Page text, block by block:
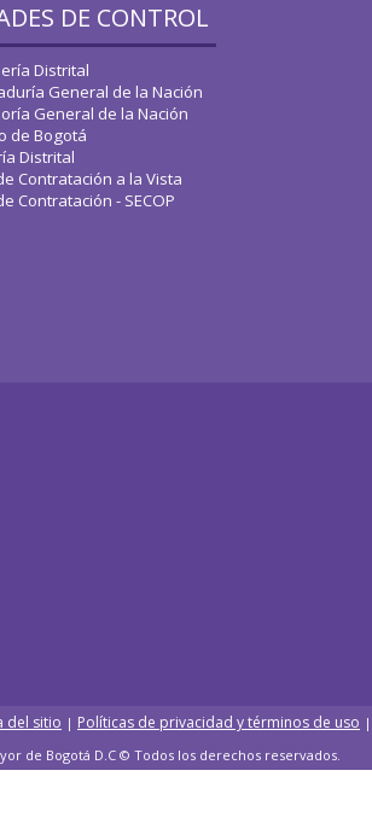
DE CONTROL
Distrital
General de la Nación
General de la Nación
de Bogotá
Distrital
Contratación a la Vista
Contratación - SECOP
del sitio | Políticas de privacidad y términos de uso |
de Bogotá D.C © Todos los derechos reservados.